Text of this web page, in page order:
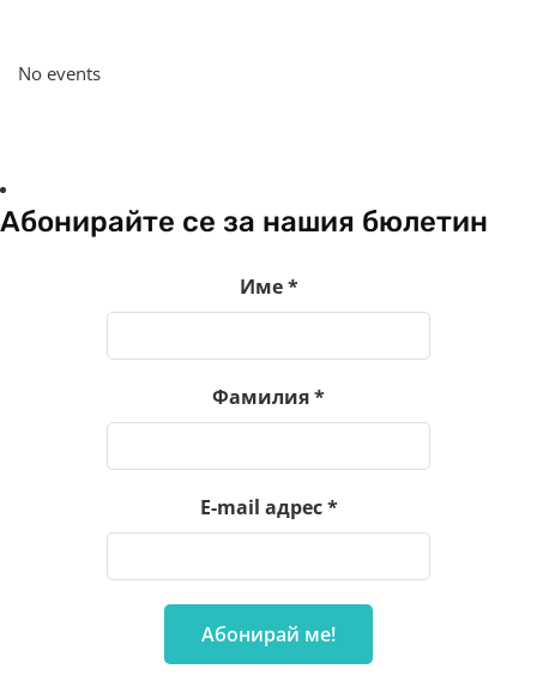
No events
Абонирайте се за нашия бюлетин
Име*
Фамилия*
E-mail адрес*